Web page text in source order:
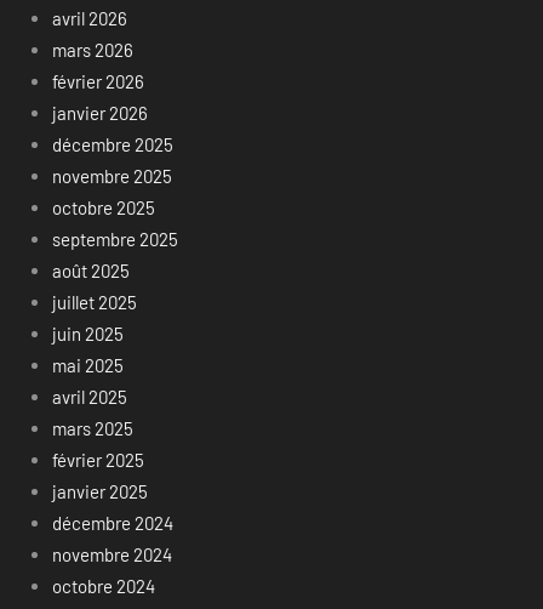
avril 2026
mars 2026
février 2026
janvier 2026
décembre 2025
novembre 2025
octobre 2025
septembre 2025
août 2025
juillet 2025
juin 2025
mai 2025
avril 2025
mars 2025
février 2025
janvier 2025
décembre 2024
novembre 2024
octobre 2024